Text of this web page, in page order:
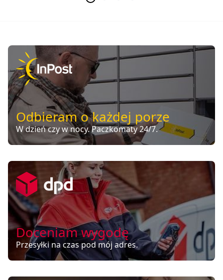
Odbieram o każdej porze
W dzień czy w nocy. Paczkomaty 24/7.
Doceniam wygodę
Przesyłki na czas pod mój adres.